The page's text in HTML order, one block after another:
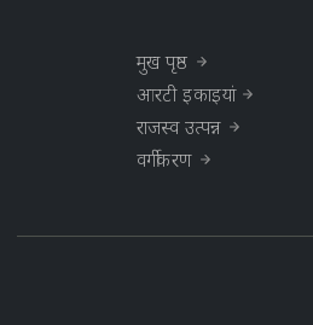
मुख पृष्ठ
आरटी इकाइयां
राजस्व उत्पन्न
वर्गीकरण